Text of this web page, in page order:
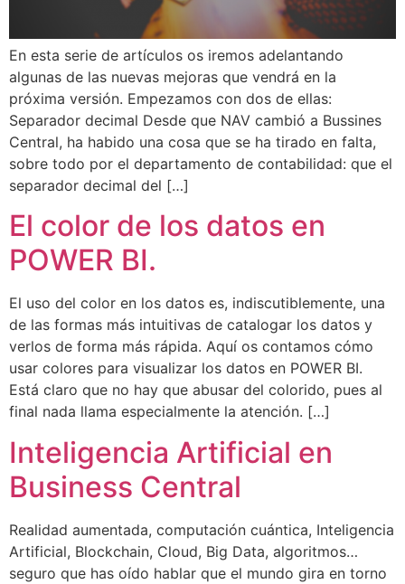
En esta serie de artículos os iremos adelantando
algunas de las nuevas mejoras que vendrá en la
próxima versión. Empezamos con dos de ellas:
Separador decimal Desde que NAV cambió a Bussines
Central, ha habido una cosa que se ha tirado en falta,
sobre todo por el departamento de contabilidad: que el
separador decimal del […]
El color de los datos en
POWER BI.
El uso del color en los datos es, indiscutiblemente, una
de las formas más intuitivas de catalogar los datos y
verlos de forma más rápida. Aquí os contamos cómo
usar colores para visualizar los datos en POWER BI.
Está claro que no hay que abusar del colorido, pues al
final nada llama especialmente la atención. […]
Inteligencia Artificial en
Business Central
Realidad aumentada, computación cuántica, Inteligencia
Artificial, Blockchain, Cloud, Big Data, algoritmos…
seguro que has oído hablar que el mundo gira en torno